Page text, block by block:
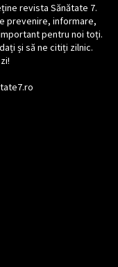
revista Sănătate 7.
prevenire, informare,
pentru noi toți.
și să ne citiți zilnic.